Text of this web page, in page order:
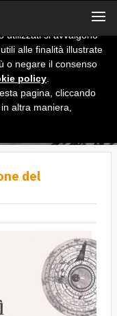
del
x
utilizzati si avvalgono
alle finalità illustrate
o negare il consenso
policy
pagina, cliccando
altra maniera,